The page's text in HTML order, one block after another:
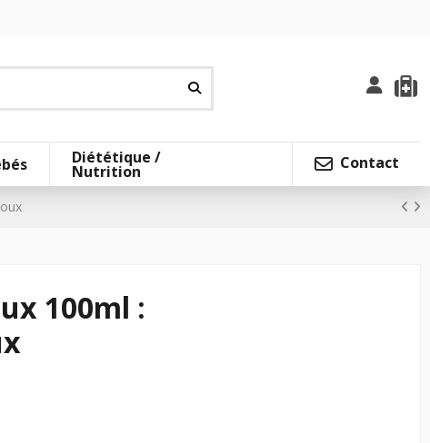
Diététique /
Nutrition Contact
100ml :